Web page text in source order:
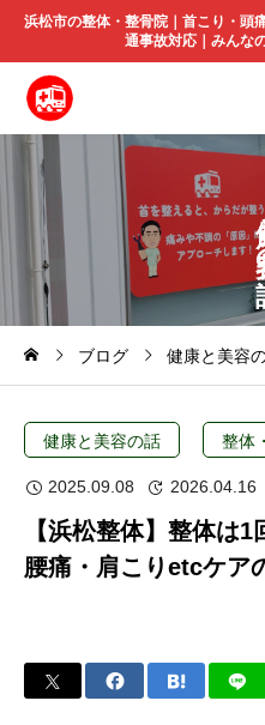
浜松市の整体・整骨院｜首こり・頭
通事故対応｜みんな
ブログ 健康と美容
健康と美容の話 整体
2025.09.08 2026.04.16
【浜松整体】整体は
腰痛・肩こりetcケア